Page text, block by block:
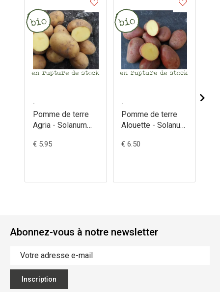
.
Pomme de terre
Agria - Solanum
€ 5.95
.
Pomme de terre
Alouette - Solanum
€ 6.50
Abonnez-vous à notre newsletter
Inscription